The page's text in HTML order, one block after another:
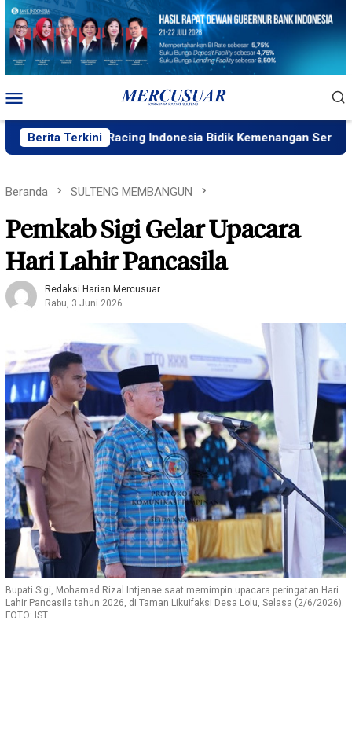
Loncat
konten
Mobile
Berita Terkini
Racing Indonesia Bidik Kemenangan Seri 4 ARRC
Beranda SULTENG MEMBANGUN
Pemkab Sigi Gelar Upacara
Hari Lahir Pancasila
Redaksi Harian Mercusuar
Rabu, 3 Juni 2026
Bupati Sigi, Mohamad Rizal Intjenae saat memimpin upacara peringatan Hari
Lahir Pancasila tahun 2026, di Taman Likuifaksi Desa Lolu, Selasa (2/6/2026).
FOTO: IST.